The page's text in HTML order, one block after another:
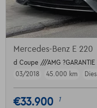
Mercedes-Benz E 220
d Coupe ///AMG
03/2018
45.000 km
€33.900 1